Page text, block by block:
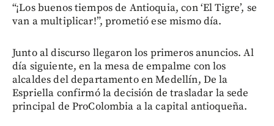
“¡Los buenos tiempos de Antioquia, con ‘El Tigre’, se
van a multiplicar!”, prometió ese mismo día.
Junto al discurso llegaron los primeros anuncios. Al
día siguiente, en la mesa de empalme con los
alcaldes del departamento en Medellín, De la
Espriella confirmó la decisión de trasladar la sede
principal de ProColombia a la capital antioqueña.